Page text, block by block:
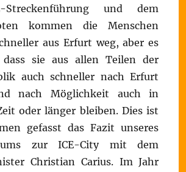
Streckenführung und dem
kommen die Menschen
aus Erfurt weg, aber es
sie aus allen Teilen der
auch schneller nach Erfurt
nach Möglichkeit auch in
oder länger bleiben. Dies ist
gefasst das Fazit unseres
zur ICE-City mit dem
Christian Carius. Im Jahr